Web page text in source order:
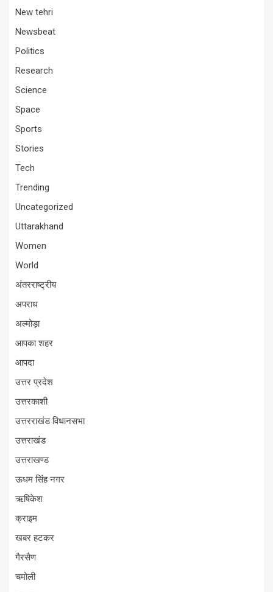
New tehri
Newsbeat
Politics
Research
Science
Space
Sports
Stories
Tech
Trending
Uncategorized
Uttarakhand
Women
World
अंतरराष्ट्रीय
अपराध
अल्मोड़ा
आपका शहर
आपदा
उत्तर प्रदेश
उत्तरकाशी
उत्तरराखंड विधानसभा
उत्तराखंड
उत्तराखण्ड
ऊधम सिंह नगर
ऋषिकेश
क्राइम
खबर हटकर
गैरसैण
चमोली